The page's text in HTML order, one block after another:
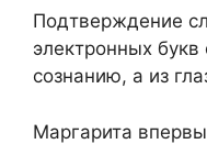
Подтверждение
электронных
сознанию, а из
Маргарита